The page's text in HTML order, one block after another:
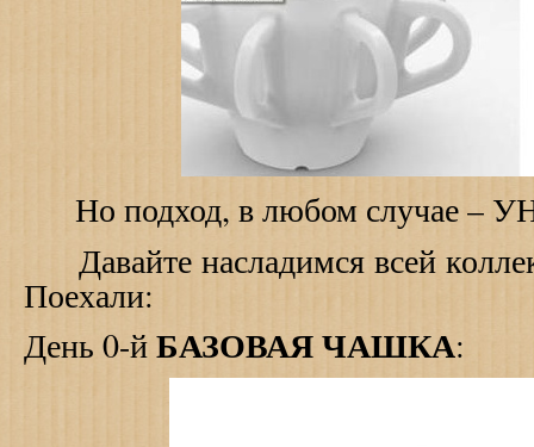
Но подход, в любом случае
Давайте насладимся всей
Поехали:
День 0-йБАЗОВАЯ ЧАШКА: